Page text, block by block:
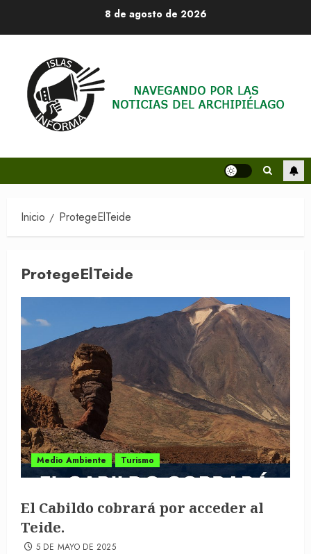
8 de agosto de 2026
Inicio ProtegeElTeide
ProtegeElTeide
Medio Ambiente Turismo
El Cabildo cobrará por acceder al
Teide.
5 DE MAYO DE 2025